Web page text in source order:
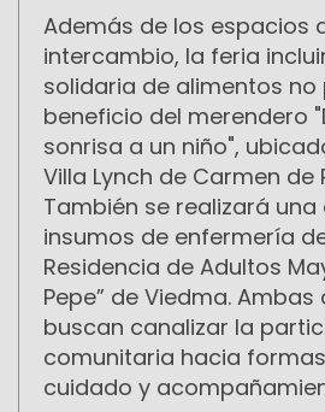
Además de los espacios
intercambio, la feria
solidaria de alimentos
beneficio del merendero
sonrisa a un niño",
Villa Lynch de Carmen de
También se realizará
insumos de enfermería
Residencia de Adultos
Pepe” de Viedma.
buscan canalizar la
comunitaria hacia
cuidado y